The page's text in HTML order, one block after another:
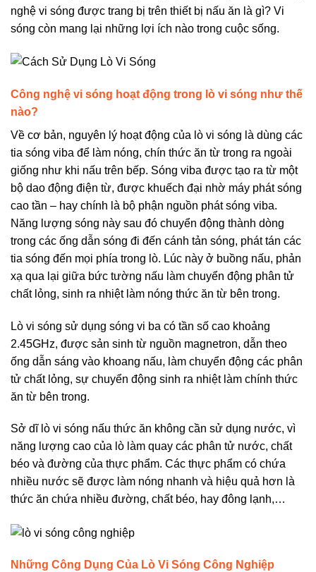
nghệ vi sóng được trang bị trên thiết bị nấu ăn là gì? Vi
sóng còn mang lại những lợi ích nào trong cuộc sống.
Công nghệ vi sóng hoạt động trong lò vi sóng như thế
nào?
Về cơ bản, nguyên lý hoạt động của lò vi sóng là dùng các
tia sóng viba để làm nóng, chín thức ăn từ trong ra ngoài
giống như khi nấu trên bếp. Sóng viba được tạo ra từ một
bộ dao động điện từ, được khuếch đại nhờ máy phát sóng
cao tần – hay chính là bộ phận nguồn phát sóng viba.
Năng lượng sóng này sau đó chuyển động thành dòng
trong các ống dẫn sóng đi đến cánh tản sóng, phát tán các
tia sóng đến mọi phía trong lò. Lúc này ở buồng nấu, phản
xạ qua lại giữa bức tường nấu làm chuyển động phân tử
chất lỏng, sinh ra nhiệt làm nóng thức ăn từ bên trong.
Lò vi sóng sử dụng sóng vi ba có tần số cao khoảng
2.45GHz, được sản sinh từ nguồn magnetron, dẫn theo
ống dẫn sáng vào khoang nấu, làm chuyển động các phân
tử chất lỏng, sự chuyển động sinh ra nhiệt làm chính thức
ăn từ bên trong.
Sở dĩ lò vi sóng nấu thức ăn không cần sử dụng nước, vì
năng lượng cao của lò làm quay các phân tử nước, chất
béo và đường của thực phẩm. Các thực phẩm có chứa
nhiều nước sẽ được làm nóng nhanh và hiệu quả hơn là
thức ăn chứa nhiều đường, chất béo, hay đông lạnh,…
Những Công Dụng Của Lò Vi Sóng Công Nghiệp